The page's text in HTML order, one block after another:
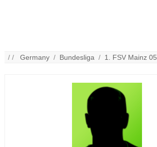
/ /Germany / Bundesliga / 1. FSV Mainz 05